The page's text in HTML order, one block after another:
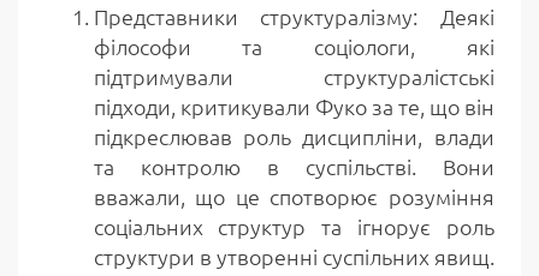
Представники структуралізму: Деякі
філософи та соціологи, які
підтримували структуралістські
підходи, критикували Фуко за те, що він
підкреслював роль дисципліни, влади
та контролю в суспільстві. Вони
вважали, що це спотворює розуміння
соціальних структур та ігнорує роль
структури в утворенні суспільних явищ.